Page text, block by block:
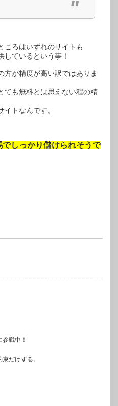
ころはいずれのサイトも
しているという事！
方が精度が高い訳ではありま
ても無料とは思えない程の精
トなんです。
しっかり儲けられそうで
戦中！
だけする。